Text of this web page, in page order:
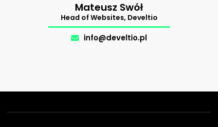
Mateusz Swół
Head of Websites, Develtio
info@develtio.pl
Support
The Makers.